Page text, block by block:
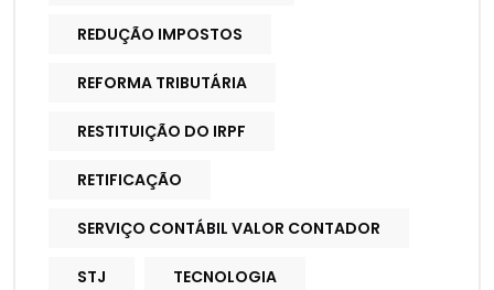
REDUÇÃO IMPOSTOS
REFORMA TRIBUTÁRIA
RESTITUIÇÃO DO IRPF
RETIFICAÇÃO
SERVIÇO CONTÁBIL VALOR CONTADOR
STJ TECNOLOGIA